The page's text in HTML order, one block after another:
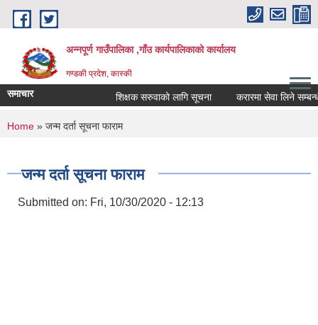
Skip to main content
अन्नपूर्ण गाउँपालिका ,गाँउ कार्यपालिकाको कार्यालय
गण्डकी प्रदेश, कास्की
समाचार शिक्षक सरुवाको लागि सूचना करारमा सेवा लिने सम्बन्धी
You are here
Home » जन्म दर्ता सूचना फाराम
जन्म दर्ता सूचना फाराम
Submitted on: Fri, 10/30/2020 - 12:13